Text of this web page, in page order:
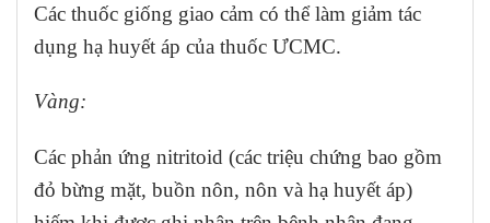
Các thuốc giống giao cảm có thể làm giảm tác
dụng hạ huyết áp của thuốc ƯCMC.
Vàng:
Các phản ứng nitritoid (các triệu chứng bao gồm
đỏ bừng mặt, buồn nôn, nôn và hạ huyết áp)